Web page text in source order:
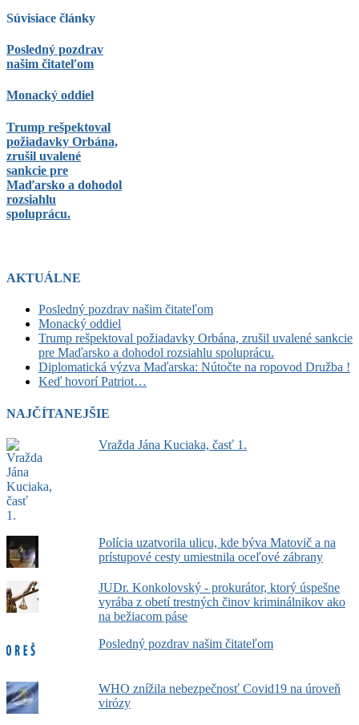
Súvisiace články
Posledný pozdrav
našim čitateľom
Monacký oddiel
Trump rešpektoval
požiadavky Orbána,
zrušil uvalené
sankcie pre
Maďarsko a dohodol
rozsiahlu
spoluprácu.
AKTUÁLNE
Posledný pozdrav našim čitateľom
Monacký oddiel
Trump rešpektoval požiadavky Orbána, zrušil uvalené sankcie
pre Maďarsko a dohodol rozsiahlu spoluprácu.
Diplomatická výzva Maďarska: Nútočte na ropovod Družba !
Keď hovorí Patriot…
NAJČÍTANEJŠIE
Vražda Jána Kuciaka, časť 1.
Polícia uzatvorila ulicu, kde býva Matovič a na
prístupové cesty umiestnila oceľové zábrany
JUDr. Konkolovský - prokurátor, ktorý úspešne
vyrába z obetí trestných činov kriminálnikov ako
na bežiacom páse
Posledný pozdrav našim čitateľom
WHO znížila nebezpečnosť Covid19 na úroveň
virózy